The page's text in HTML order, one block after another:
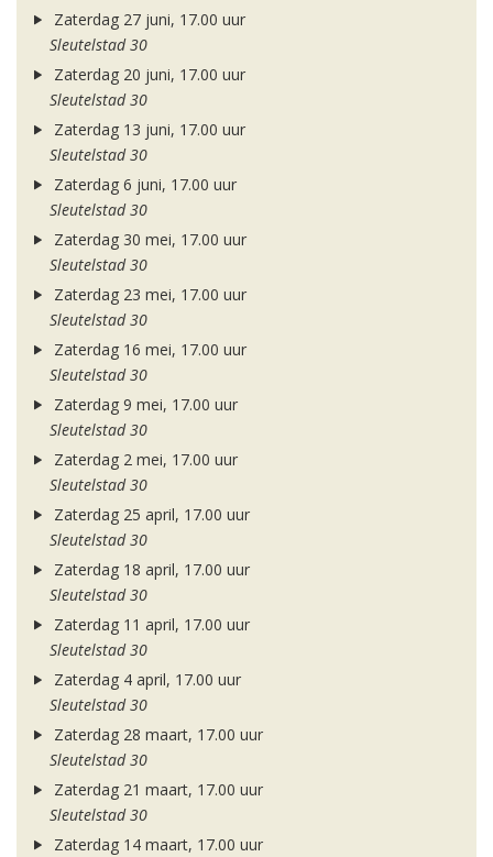
Zaterdag 27 juni, 17.00 uur
Sleutelstad 30
Zaterdag 20 juni, 17.00 uur
Sleutelstad 30
Zaterdag 13 juni, 17.00 uur
Sleutelstad 30
Zaterdag 6 juni, 17.00 uur
Sleutelstad 30
Zaterdag 30 mei, 17.00 uur
Sleutelstad 30
Zaterdag 23 mei, 17.00 uur
Sleutelstad 30
Zaterdag 16 mei, 17.00 uur
Sleutelstad 30
Zaterdag 9 mei, 17.00 uur
Sleutelstad 30
Zaterdag 2 mei, 17.00 uur
Sleutelstad 30
Zaterdag 25 april, 17.00 uur
Sleutelstad 30
Zaterdag 18 april, 17.00 uur
Sleutelstad 30
Zaterdag 11 april, 17.00 uur
Sleutelstad 30
Zaterdag 4 april, 17.00 uur
Sleutelstad 30
Zaterdag 28 maart, 17.00 uur
Sleutelstad 30
Zaterdag 21 maart, 17.00 uur
Sleutelstad 30
Zaterdag 14 maart, 17.00 uur